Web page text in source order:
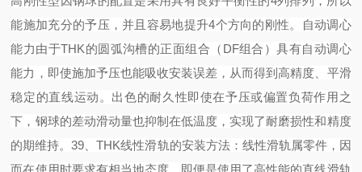
能施加充分的予压，并且容易地提升4个方向的刚性。
自动调心
能力由于THK的圆弧沟槽的正面组合（DF组合）具有自动调心
能力，即使施加予压也能吸收安装误差，从而得到高精度、平滑
稳定的直线运动。 出色的耐久性即使在予压或偏置负荷作用之
下，钢球的差动滑动量也抑制在低温度，实现了耐磨损性和精度
的期维持。39 、THK线性滑轨的安装方法： 线性滑轨属零件，因
而在使用时要求有相当地态度，即便是使用了高性能的直线滑轨